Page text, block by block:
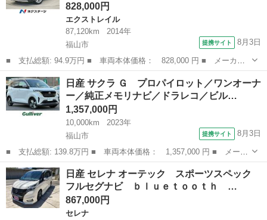
828,000円
エクストレイル
87,120km
2014年
福山市
提携サイト 8月3日
■ 支払総額: 94.9万円 ■ 車両本体価格： 828,000 円 ■ メーカー
名： 日産 ■ 車種名： エクストレイル ■ グレード名： ２０
Ｘ ７人乗 全周囲カメラ 純正ナビ 衝突軽減 禁煙車 ＬＥＤヘ
ッド コーナー...
広島 福山市 エクストレイル
日産 サクラ Ｇ プロパイロット／ワンオーナ
ー／純正メモリナビ／ドラレコ／ビル…
1,357,000円
10,000km
2023年
福山市
提携サイト 8月3日
■ 支払総額: 139.8万円 ■ 車両本体価格： 1,357,000 円 ■ メーカ
ー名： 日産 ■ 車種名： サクラ ■ グレード名： Ｇ プロパイ
ロット／ワンオーナー／純正メモリナビ／ドラレコ／ビルトインＥＴ
Ｃ２．０...
広島 福山市 日産
日産 セレナ オーテック スポーツスペック
フルセグナビ ｂｌｕｅｔｏｏｔｈ …
867,000円
セレナ